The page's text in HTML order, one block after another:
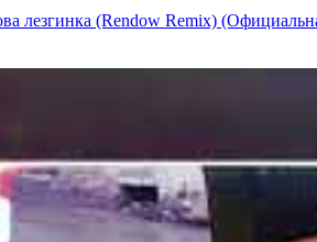
лезгинка (Rendow Remix)